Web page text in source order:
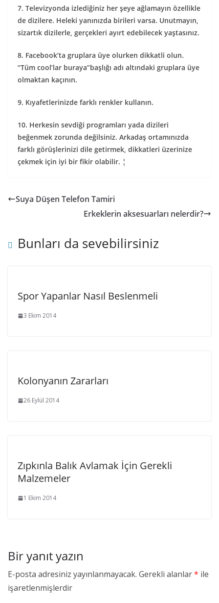
7. Televizyonda izlediğiniz her şeye ağlamayın özellikle
de dizilere. Heleki yanınızda birileri varsa. Unutmayın,
sizartık dizilerle, gerçekleri ayırt edebilecek yaştasınız.
8. Facebook’ta gruplara üye olurken dikkatli olun.
“Tüm cool’lar buraya”başlığı adı altındaki gruplara üye
olmaktan kaçının.
9. Kıyafetlerinizde farklı renkler kullanın.
10. Herkesin sevdiği programları yada dizileri
beğenmek zorunda değilsiniz. Arkadaş ortamınızda
farklı görüşlerinizi dile getirmek, dikkatleri üzerinize
çekmek için iyi bir fikir olabilir. ¦
Suya Düşen Telefon Tamiri
Erkeklerin aksesuarları nelerdir?
Bunları da sevebilirsiniz
Spor Yapanlar Nasıl Beslenmeli
3 Ekim 2014
Kolonyanın Zararları
26 Eylül 2014
Zıpkınla Balık Avlamak İçin Gerekli
Malzemeler
1 Ekim 2014
Bir yanıt yazın
E-posta adresiniz yayınlanmayacak. Gerekli alanlar* ile
işaretlenmişlerdir